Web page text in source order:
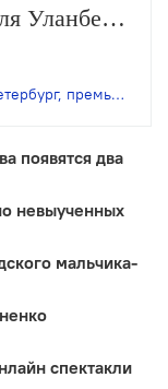
Уланбека
пьесе
, премьера
появятся два
невыученных
мальчика-
спектакли